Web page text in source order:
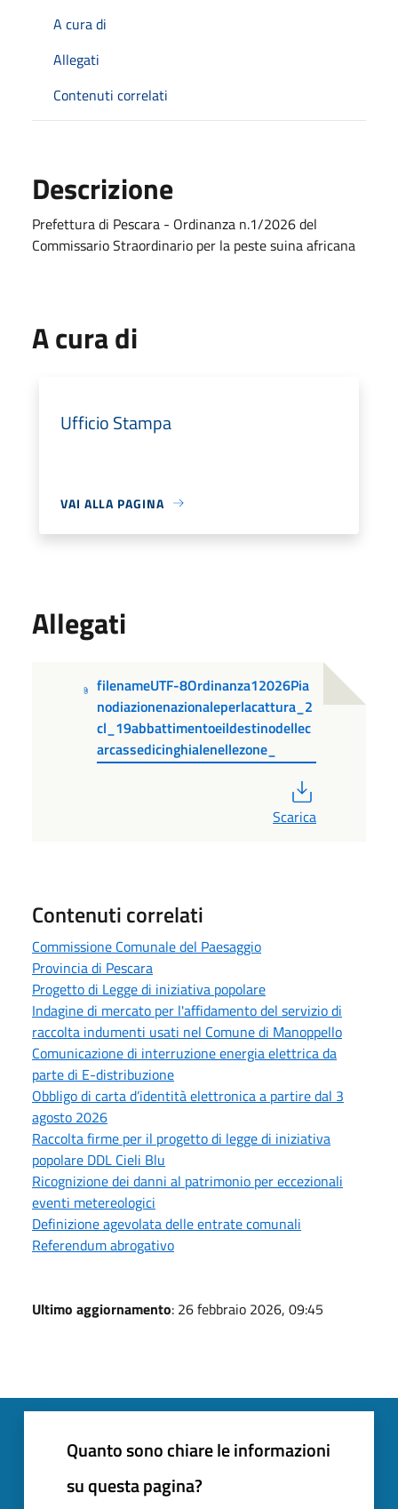
A cura di
Allegati
Contenuti correlati
Descrizione
Prefettura di Pescara - Ordinanza n.1/2026 del
Commissario Straordinario per la peste suina africana
A cura di
Ufficio Stampa
VAI ALLA PAGINA
Allegati
filenameUTF-8Ordinanza12026Pia
nodiazionenazionaleperlacattura_2
cl_19abbattimentoeildestinodellec
arcassedicinghialenellezone_
Scarica
Contenuti correlati
Commissione Comunale del Paesaggio
Provincia di Pescara
Progetto di Legge di iniziativa popolare
Indagine di mercato per l'affidamento del servizio di
raccolta indumenti usati nel Comune di Manoppello
Comunicazione di interruzione energia elettrica da
parte di E-distribuzione
Obbligo di carta d’identità elettronica a partire dal 3
agosto 2026
Raccolta firme per il progetto di legge di iniziativa
popolare DDL Cieli Blu
Ricognizione dei danni al patrimonio per eccezionali
eventi metereologici
Definizione agevolata delle entrate comunali
Referendum abrogativo
Ultimo aggiornamento: 26 febbraio 2026, 09:45
Quanto sono chiare le informazioni
su questa pagina?